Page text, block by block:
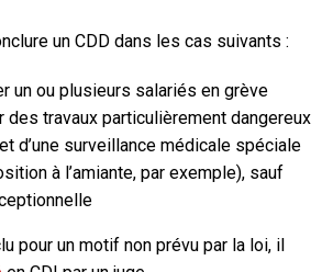
un CDD dans les cas suivants :
un ou plusieurs salariés en grève
des travaux particulièrement dangereux
d’une surveillance médicale spéciale
à l’amiante, par exemple), sauf
pour un motif non prévu par la loi, il